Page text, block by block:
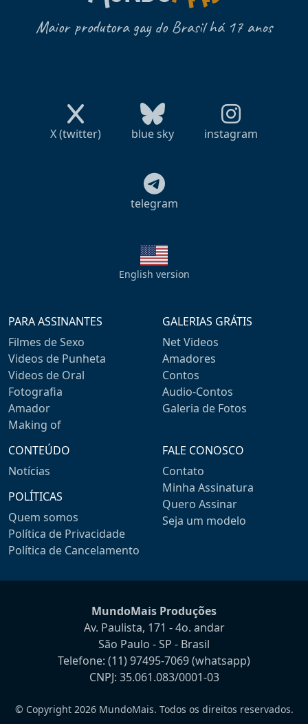
Maior produtora gay do Brasil há 17 anos
X (twitter) blue sky instagram
telegram
English version
PARA ASSINANTES
Filmes de Sexo
Videos de Punheta
Videos de Oral
Fotografia
Amador
Making of
GALERIAS GRÁTIS
Net Videos
Amadores
Contos
Audio-Contos
Galeria de Fotos
CONTEÚDO
Notícias
POLÍTICAS
Quem somos
Política de Privacidade
Política de Cancelamento
FALE CONOSCO
Contato
Minha Assinatura
Quero Assinar
Seja um modelo
MundoMais Produções
Av. Paulista, 171 - 4o. andar
São Paulo - SP - Brasil
Telefone: (11) 97495-7069(whatsapp)
CNPJ: 35.061.083/0001-03
© Copyright 2026 MundoMais. Todos os direitos reservados.